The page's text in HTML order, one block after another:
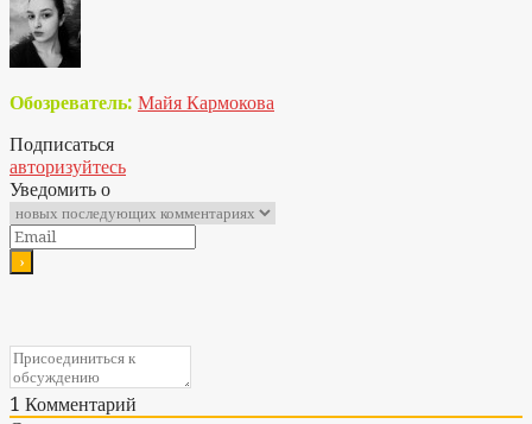
Обозреватель: Майя Кармокова
Подписаться
авторизуйтесь
Уведомить о
1 Комментарий